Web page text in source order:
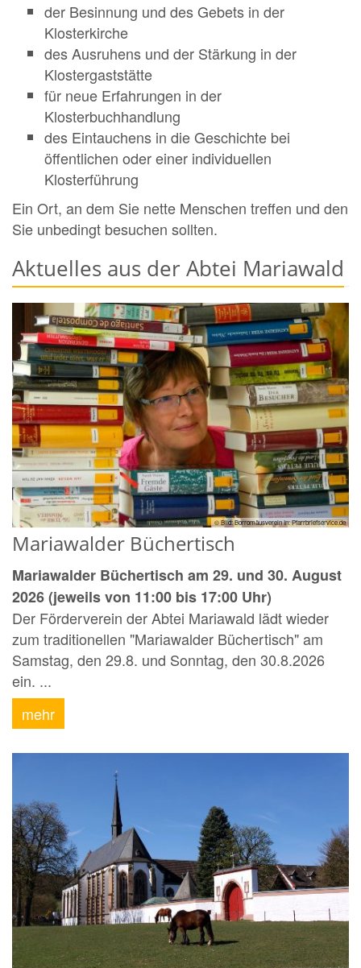
der Besinnung und des Gebets in der
Klosterkirche
des Ausruhens und der Stärkung in der
Klostergaststätte
für neue Erfahrungen in der
Klosterbuchhandlung
des Eintauchens in die Geschichte bei
öffentlichen oder einer individuellen
Klosterführung
Ein Ort, an dem Sie nette Menschen treffen und den
Sie unbedingt besuchen sollten.
Aktuelles aus der Abtei Mariawald
© Bild: Borromäusverein In: Pfarrbriefservice.de
Mariawalder Büchertisch
Mariawalder Büchertisch am 29. und 30. August
2026 (jeweils von 11:00 bis 17:00 Uhr)
Der Förderverein der Abtei Mariawald lädt wieder
zum traditionellen "Mariawalder Büchertisch" am
Samstag, den 29.8. und Sonntag, den 30.8.2026
ein. ...
mehr